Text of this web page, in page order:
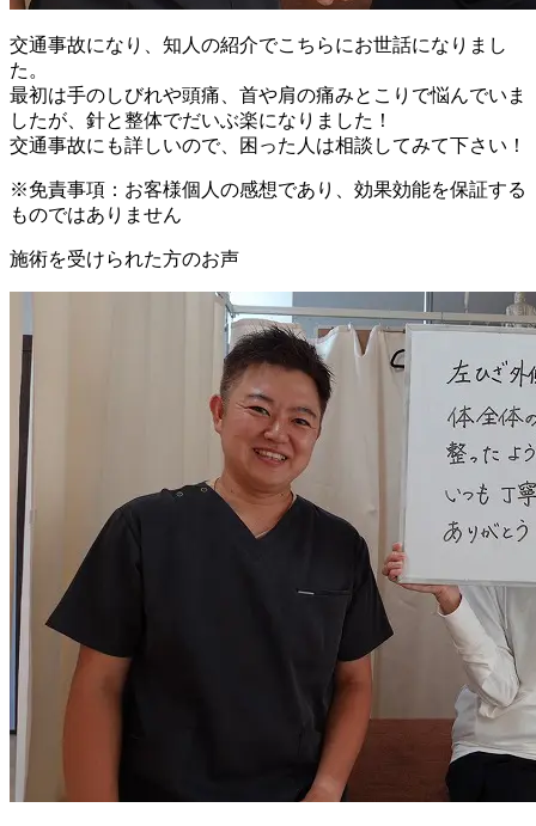
交通事故になり、知人の紹介でこちらにお世話になりまし
た。
最初は手のしびれや頭痛、首や肩の痛みとこりで悩んでいま
したが、針と整体でだいぶ楽になりました！
交通事故にも詳しいので、困った人は相談してみて下さい！
※免責事項：お客様個人の感想であり、効果効能を保証する
ものではありません
施術を受けられた方のお声